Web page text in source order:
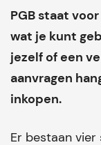
PGB staat
wat je kunt
jezelf of een
aanvragen
inkopen.
Er bestaan vier